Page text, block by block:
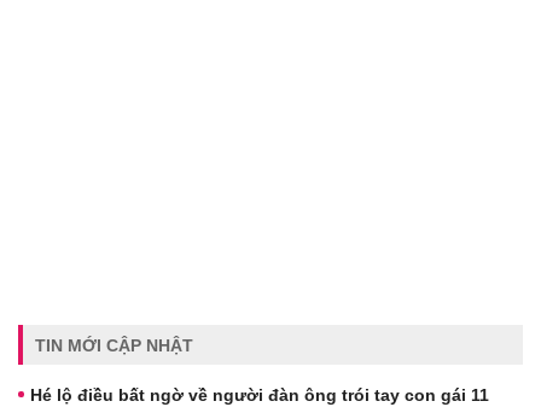
TIN MỚI CẬP NHẬT
Hé lộ điều bất ngờ về người đàn ông trói tay con gái 11